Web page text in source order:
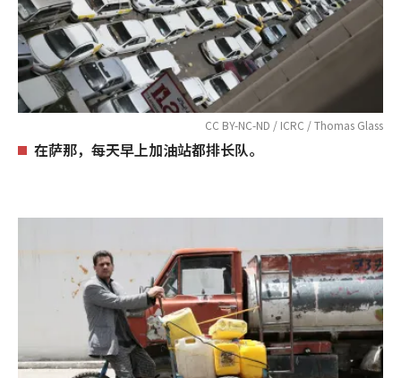
CC BY-NC-ND / ICRC / Thomas Glass
在萨那，每天早上加油站都排长队。